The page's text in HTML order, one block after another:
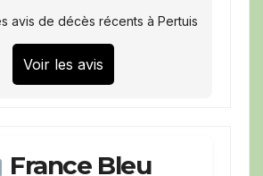
avis de décès récents à Pertuis
Voir les avis
France Bleu